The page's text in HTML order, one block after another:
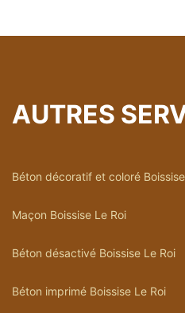
AUTRES
Béton décoratif et coloré
Maçon Boissise Le Roi
Béton désactivé Boissise Le Roi
Béton imprimé Boissise Le Roi